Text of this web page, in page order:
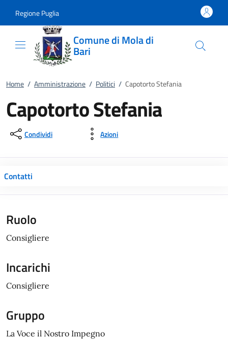
Regione Puglia
Comune di Mola di
Bari
Home / Amministrazione / Politici / Capotorto Stefania
Capotorto Stefania
Condividi Azioni
Contatti
Ruolo
Consigliere
Incarichi
Consigliere
Gruppo
La Voce il Nostro Impegno